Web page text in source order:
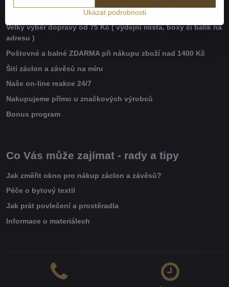
Garance vrácení zboží do 30 dnů
Velký výběr dopravy od 75 Kč ( výdejní místa, boxy či balík na
adresu )
Poštovné a balné ZDARMA při nákupu zboží nad 1400 Kč
Šití záclon a závěsů na míru
Naše on-line reakce 24/7
Nakupujeme přímo u značkových výrobců
Bonus program
Co Vás může zajímat - rady a tipy
Jak změřit okno pro nákup záclon a závěsů?
Péče o bytový textil
Jak prát povlečení a prostěradla
Informace o materiálech
Ukázat podrobnosti